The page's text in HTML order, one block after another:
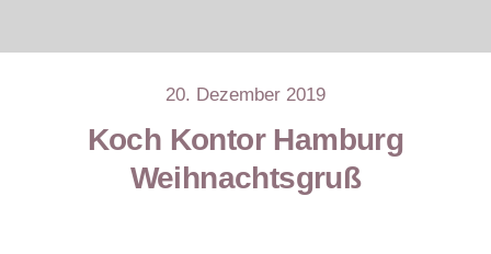
20. Dezember 2019
Koch Kontor Hamburg
Weihnachtsgruß